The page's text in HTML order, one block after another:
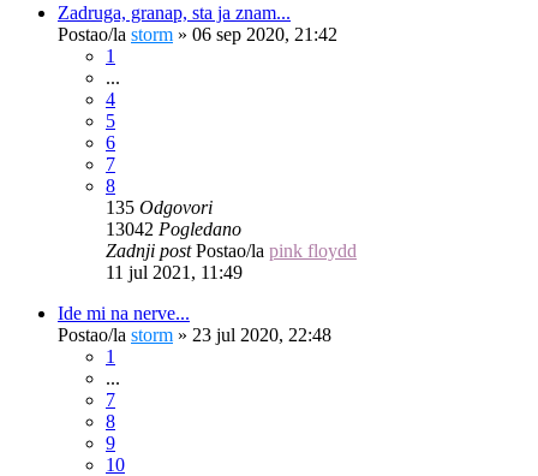
Zadruga, granap, sta ja znam...
Postao/la storm » 06 sep 2020, 21:42
1
...
4
5
6
7
8
135 Odgovori
13042 Pogledano
Zadnji postPostao/la pink floydd
11 jul 2021, 11:49
Ide mi na nerve...
Postao/la storm » 23 jul 2020, 22:48
1
...
7
8
9
10